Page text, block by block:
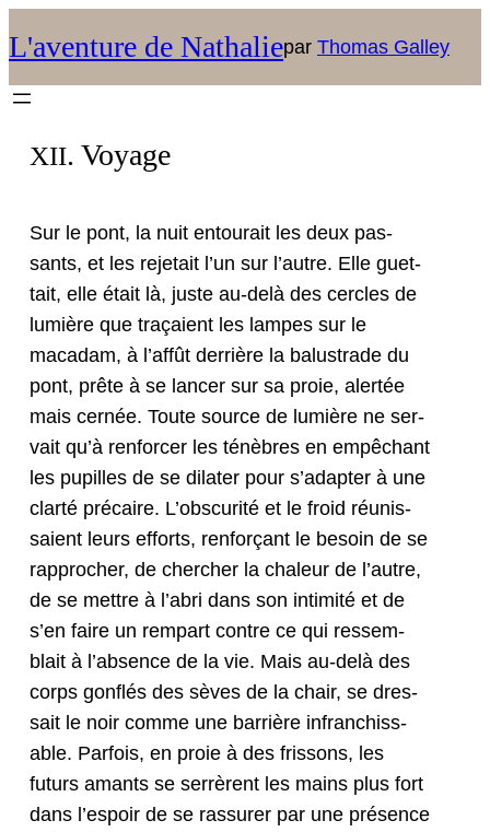
L'aventure de Nathaliepar Thomas Galley
XII. Voyage
Sur le pont, la nuit entourait les deux pas­
sants, et les reje­tait l’un sur l’autre. Elle guet­
tait, elle était là, juste au-delà des cer­cles de
lumière que traçaient les lam­pes sur le
macadam, à l’affût der­rière la balustrade du
pont, prête à se lancer sur sa proie, alertée
mais cernée. Toute source de lumière ne ser­
vait qu’à ren­forcer les ténèbres en empêchant
les pupilles de se dilater pour s’adapter à une
clarté pré­caire. L’obscurité et le froid réu­nis­
saient leurs efforts, ren­forçant le besoin de se
rap­procher, de chercher la chaleur de l’autre,
de se met­tre à l’abri dans son intim­ité et de
s’en faire un rem­part con­tre ce qui ressem­
blait à l’absence de la vie. Mais au-delà des
corps gon­flés des sèves de la chair, se dres­
sait le noir comme une bar­rière infran­chiss­
able. Par­fois, en proie à des fris­sons, les
futurs amants se ser­rèrent les mains plus fort
dans l’e­spoir de se ras­sur­er par une présence